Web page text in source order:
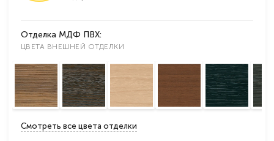
Отделка МДФ ПВХ:
ЦВЕТА ВНЕШНЕЙ ОТДЕЛКИ
Смотреть все цвета отделки